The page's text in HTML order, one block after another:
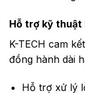
Hỗ trợ kỹ thuật
K-TECH cam
đồng hành dài
Hỗ trợ xử lý